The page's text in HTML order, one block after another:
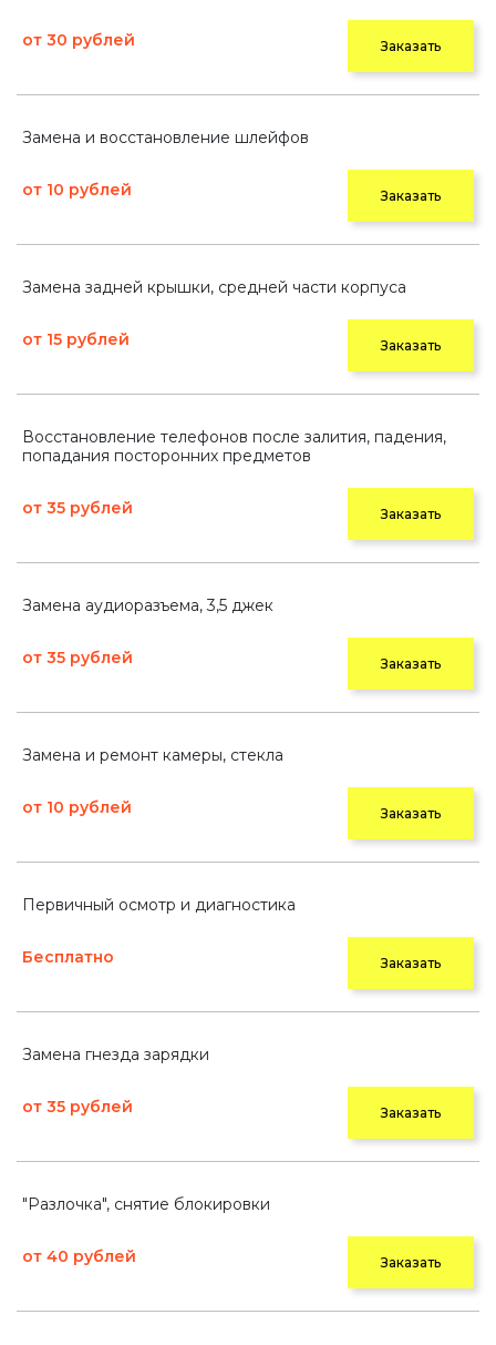
от 30 рублей Заказать
Замена и восстановление шлейфов
от 10 рублей Заказать
Замена задней крышки, средней части корпуса
от 15 рублей Заказать
Восстановление телефонов после залития, падения,
попадания посторонних предметов
от 35 рублей Заказать
Замена аудиоразъема, 3,5 джек
от 35 рублей Заказать
Замена и ремонт камеры, стекла
от 10 рублей Заказать
Первичный осмотр и диагностика
Бесплатно Заказать
Замена гнезда зарядки
от 35 рублей Заказать
"Разлочка", снятие блокировки
от 40 рублей Заказать